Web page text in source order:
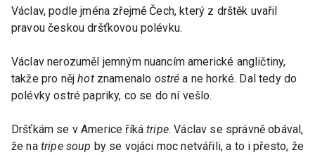
Václav, podle jména zřejmě Čech, který z drštěk uvařil
pravou českou dršťkovou polévku.
Václav nerozuměl jemným nuancím americké angličtiny,
takže pro nějhotznamenalo ostré a ne horké. Dal tedy do
polévky ostré papriky, co se do ní vešlo.
Dršťkám se v Americe říkátripe. Václav se správně obával,
že na tripe soup by se vojáci moc netvářili, a to i přesto, že